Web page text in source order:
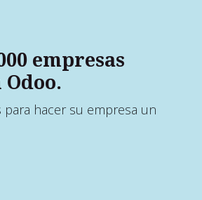
empresas
hacer su empresa un